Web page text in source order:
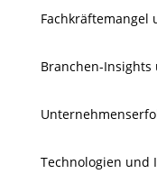
Fachkräftemangel
Branchen-
Technologien und